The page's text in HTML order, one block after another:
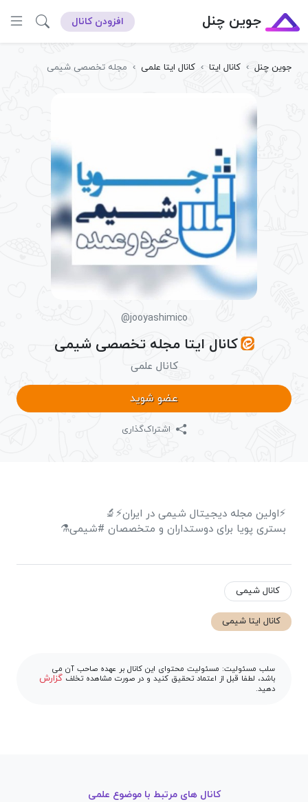
جوین چنل افزودن کانال
جوین چنل › کانال ایتا › کانال ایتا علمی › مجله تخصصی شیمی
@jooyashimico
کانال ایتا مجله تخصصی شیمی
کانال علمی
عضو شوید
اشتراک‌گذاری
⚡اولین مجله دیجیتال شیمی در ایران⚡🔬
بستری پویا برای دوستداران و متخصصان #شیمی⚗️
کانال شیمی
کانال ایتا شیمی
سلب مسئولیت: مسئولیت محتوای این کانال بر عهده صاحب آن می
باشد، لطفا قبل از اعتماد تحقیق کنید و در صورت مشاهده تخلف گزارش
دهید.
کانال های مرتبط با موضوع علمی